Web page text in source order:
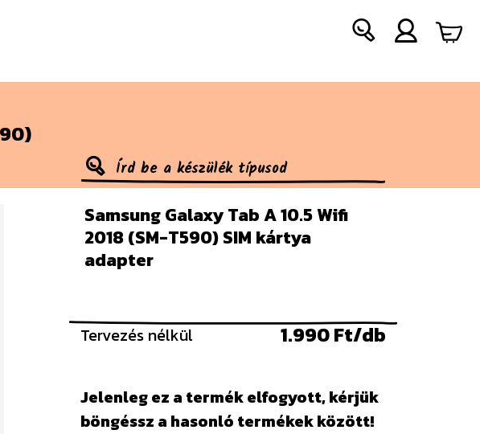
Samsung Galaxy Tab A 10.5 Wifi
2018 (SM-T590) SIM kártya
adapter
Tervezés nélkül 1.990 Ft/db
Jelenleg ez a termék elfogyott, kérjük
böngéssz a hasonló termékek között!